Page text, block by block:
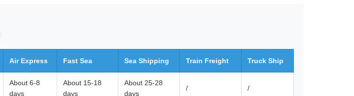
Air Express Fast Sea Sea Shipping Train Freight Truck Ship
About 6-8
days
About 15-18
days
About 25-28
days
/ /